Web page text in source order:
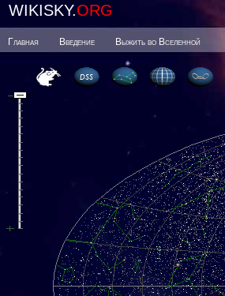
WIKISKY.ORG
Главная Введение Выжить во Вселенной